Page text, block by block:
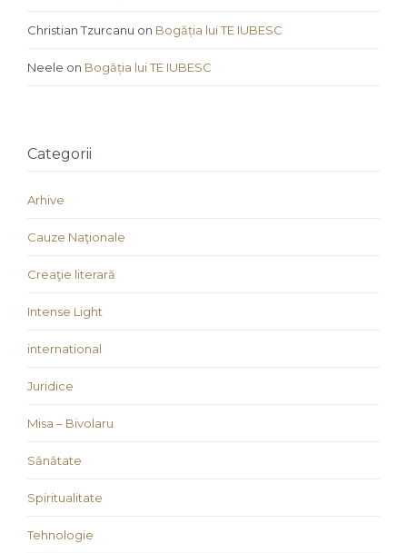
Christian Tzurcanu on Bogăția lui TE IUBESC
Neele on Bogăția lui TE IUBESC
Categorii
Arhive
Cauze Naţionale
Creaţie literară
Intense Light
international
Juridice
Misa – Bivolaru
Sănătate
Spiritualitate
Tehnologie